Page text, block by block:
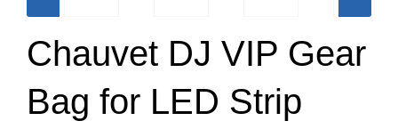
Chauvet DJ VIP Gear
Bag for LED Strip